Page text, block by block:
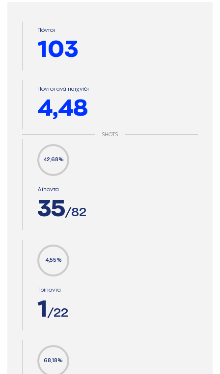
Πόντοι
103
Πόντοι ανά παιχνίδι
4,48
SHOTS
42,68%
Δίποντα
35/82
4,55%
Τρίποντα
1 /22
68,18%